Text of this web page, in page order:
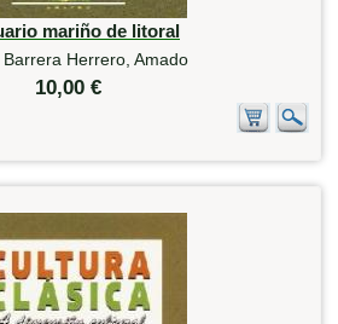
mariño de litoral
Barrera Herrero, Amado
10,00 €